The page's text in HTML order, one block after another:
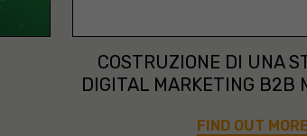
COSTRUZIONE DI UNA
DIGITAL MARKETING B2B
FIND OUT MORE